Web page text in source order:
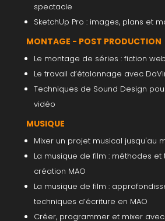
spectacle
SketchUp Pro : images, plans et
MONTAGE - POST PRODUCTION
Le montage de séries : fiction
Le travail d’étalonnage avec
Techniques de Sound Design
vidéo
MUSIQUE
Mixer un projet musical jusqu'au
La musique de film : méthodes
création MAO
La musique de film :
techniques d’écriture en MAO
Créer, programmer et mixer